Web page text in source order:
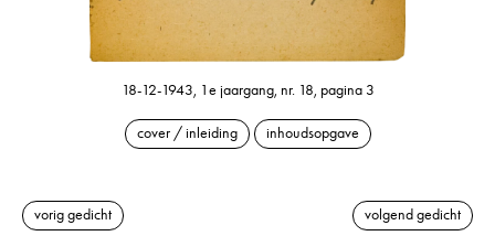
18-12-1943, 1e jaargang, nr. 18, pagina 3
cover / inleiding inhoudsopgave
vorig gedicht volgend gedicht